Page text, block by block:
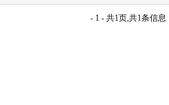
- 1 - 共1页,共1条信息